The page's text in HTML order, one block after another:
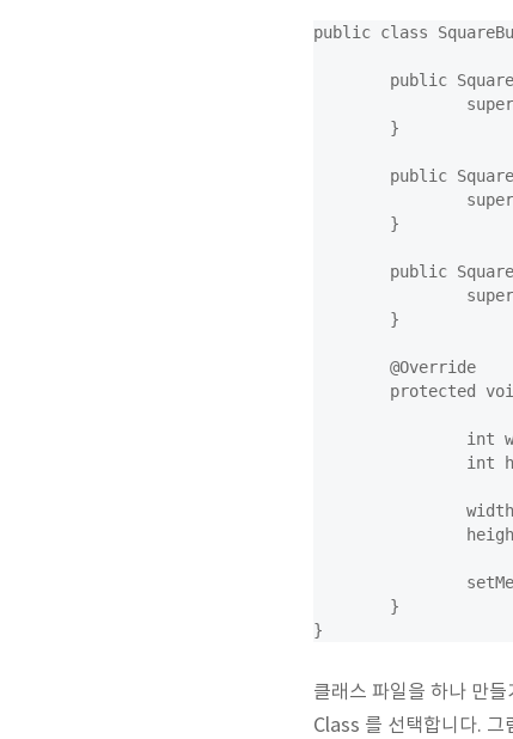
public class
클래스 파일을 하나 만
Class 를 선택합니다.